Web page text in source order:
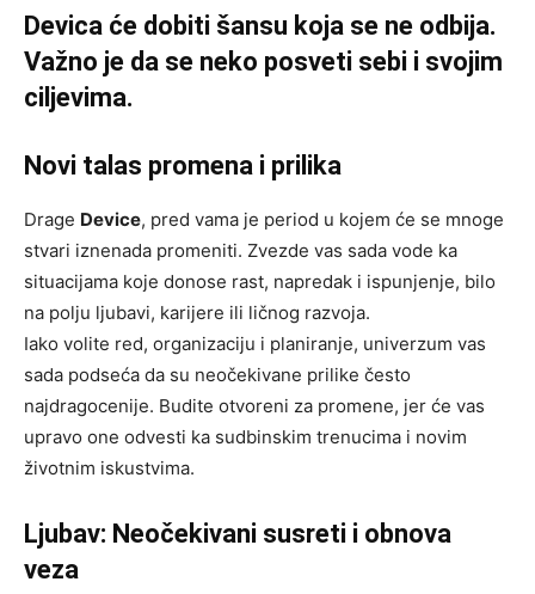
Devica će dobiti šansu koja se ne odbija.
Važno je da se neko posveti sebi i svojim
ciljevima.
Novi talas promena i prilika
Drage Device, pred vama je period u kojem će se mnoge
stvari iznenada promeniti. Zvezde vas sada vode ka
situacijama koje donose rast, napredak i ispunjenje, bilo
na polju ljubavi, karijere ili ličnog razvoja.
Iako volite red, organizaciju i planiranje, univerzum vas
sada podseća da su neočekivane prilike često
najdragocenije. Budite otvoreni za promene, jer će vas
upravo one odvesti ka sudbinskim trenucima i novim
životnim iskustvima.
Ljubav: Neočekivani susreti i obnova
veza